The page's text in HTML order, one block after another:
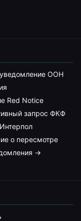
ООН
Red Notice
запрос ФКФ
о пересмотре
→